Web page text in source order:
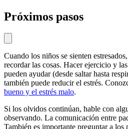
Próximos pasos
Cuando los niños se sienten
recordar las cosas. Hacer ejercicio y
pueden ayudar (desde saltar hasta
también puede reducir el estrés.
bueno y el estrés malo.
Si los olvidos continúan, hable con
observando. La comunicación entre
También es importante preguntar a los